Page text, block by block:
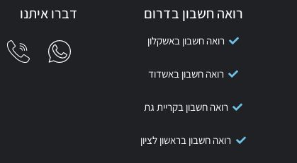
רואה חשבון בדרום
רואה חשבון באשקלון
רואה חשבון באשדוד
רואה חשבון בקריית גת
רואה חשבון בראשון לציון
דברו איתנו